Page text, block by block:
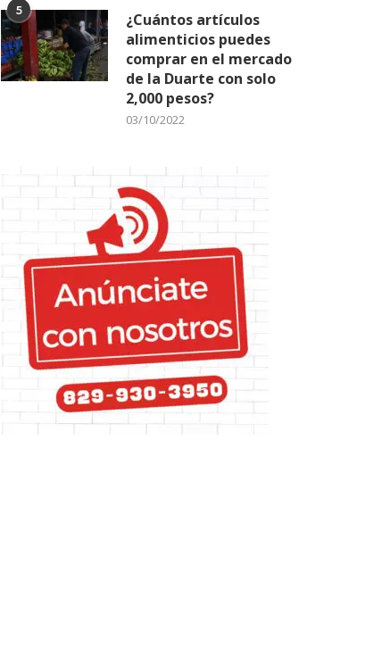
5
¿Cuántos artículos
alimenticios puedes
comprar en el mercado
de la Duarte con solo
2,000 pesos?
03/10/2022